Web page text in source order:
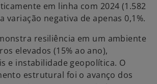
em linha com 2024 (1.582
variação negativa de apenas 0,1%.
resiliência em um ambiente
elevados (15% ao ano),
e instabilidade geopolítica. O
estrutural foi o avanço dos